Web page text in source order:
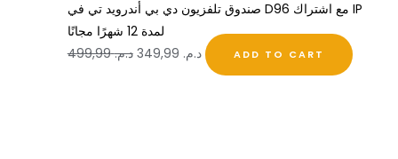
صندوق تلفزيون دي بي أندرويد تي في D96 مع اشتراك IP
لمدة 12 شهرًا مجانًا
د.م.499,99 د.م. ADD TO CART